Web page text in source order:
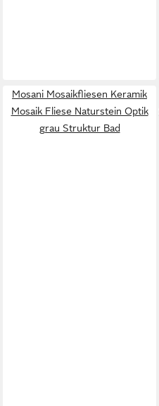
Mosani Mosaikfliesen Keramik
Mosaik Fliese Naturstein Optik
grau Struktur Bad